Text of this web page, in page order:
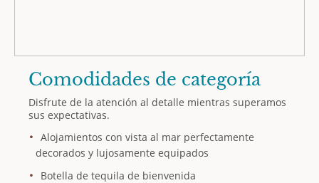
Comodidades de categoría
Disfrute de la atención al detalle mientras superamos
sus expectativas.
Alojamientos con vista al mar perfectamente
decorados y lujosamente equipados
Botella de tequila de bienvenida